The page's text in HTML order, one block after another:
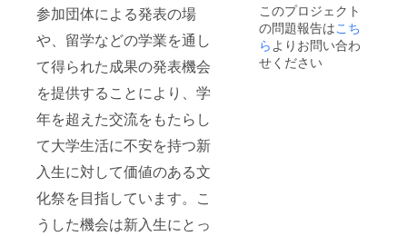
参加団体による発表の場
や、留学などの学業を通し
て得られた成果の発表機会
を提供することにより、学
年を超えた交流をもたらし
て大学生活に不安を持つ新
入生に対して価値のある文
化祭を目指しています。こ
うした機会は新入生にとっ
このプロジェクト
の問題報告はこち
らよりお問い合わ
せください